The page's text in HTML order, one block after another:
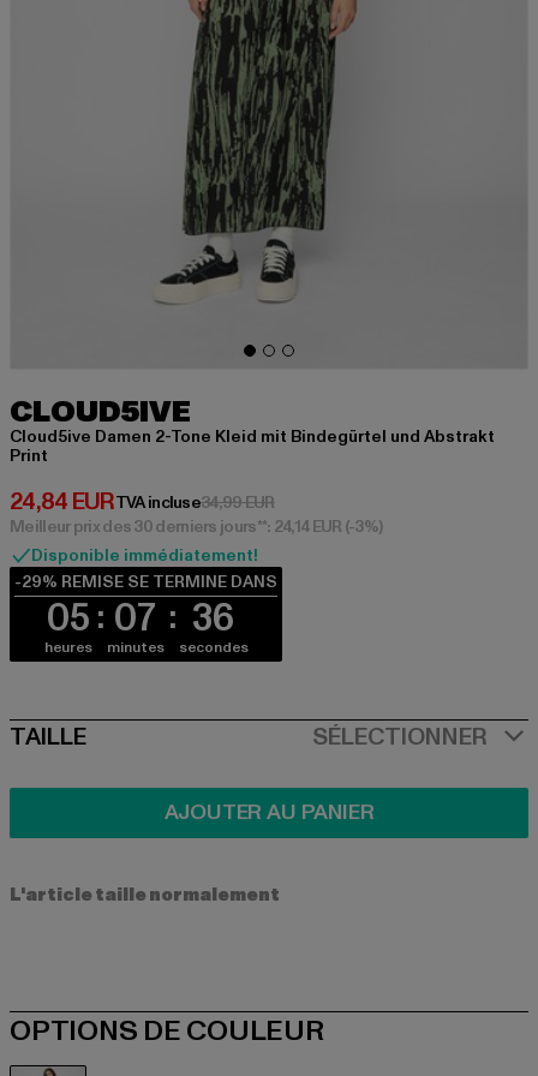
CLOUD5IVE
Cloud5ive Damen 2-Tone Kleid mit Bindegürtel und Abstrakt
Print
24,84 EUR
Prix courant: 24,84 EUR
TVA incluse34,99 EURPrix en promotion: 34,99 EUR
Meilleur prix des 30 derniers jours**: 24,14 EUR (-3%)
Disponible immédiatement!
-29% REMISE SE TERMINE DANS
05
heures
07
minutes
36
secondes
SIZE
TAILLE SÉLECTIONNER
AJOUTER AU PANIER
L'article taille normalement
OPTIONS DE COULEUR